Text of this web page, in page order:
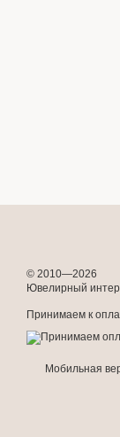
© 2010—2026
Ювелирный
Принимаем к
Мобильная